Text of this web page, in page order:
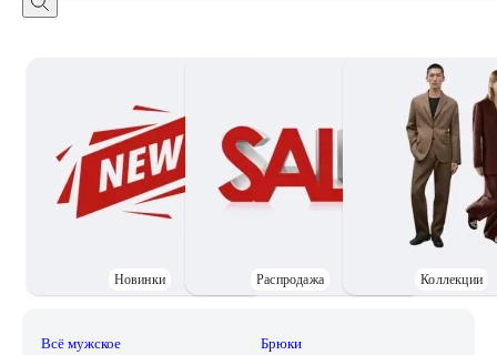
Новинки Распродажа Коллекции
Всё мужское Брюки